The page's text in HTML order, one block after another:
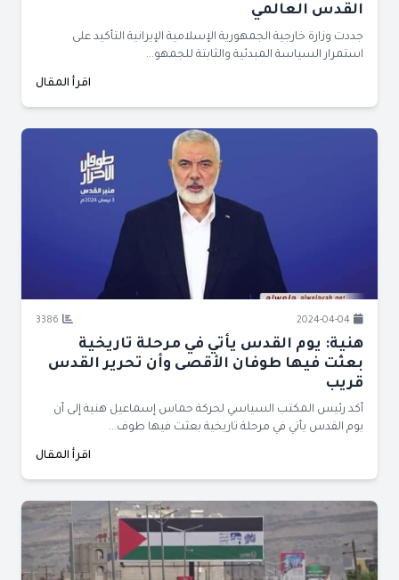
القدس العالمي
جددت وزارة خارجية الجمهورية الإسلامية الإيرانية التأكيد على
استمرار السياسة المبدئية والثابتة للجمهو...
اقرأ المقال
2024-04-04
3386
هنية: يوم القدس يأتي في مرحلة تاريخية
بعثت فيها طوفان الأقصى وأن تحرير القدس
قريب
أكد رئيس المكتب السياسي لحركة حماس إسماعيل هنية إلى أن
يوم القدس يأتي في مرحلة تاريخية بعثت فيها طوف...
اقرأ المقال